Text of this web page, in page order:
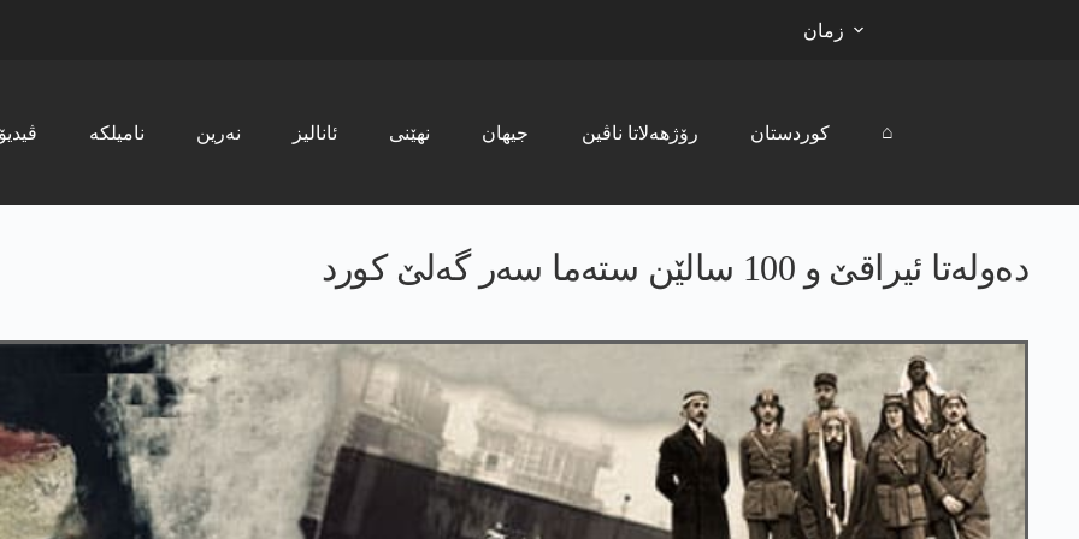
زمان
ڤیدیۆ نامیلکە نەرین ئانالیز نھێنی جیھان رۆژھەلاتا ناڤین کوردستان ⌂
ده‌وله‌تا ئیراقێ و 100 سالێن سته‌ما سه‌ر گه‌لێ كورد